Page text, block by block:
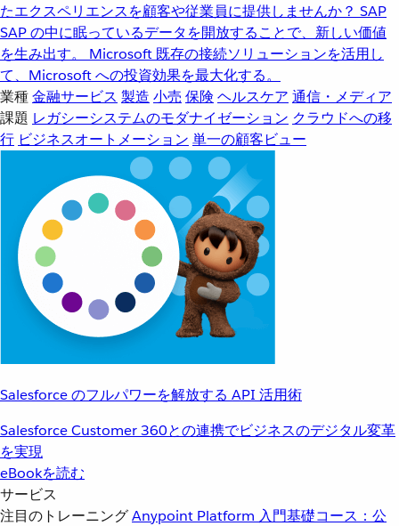
たエクスペリエンスを顧客や従業員に提供しませんか？ SAP
SAP の中に眠っているデータを開放することで、新しい価値
を生み出す。
Microsoft 既存の接続ソリューションを活用し
て、Microsoft への投資効果を最大化する。
業種金融サービス 製造 小売 保険 ヘルスケア 通信・メディア
課題 レガシーシステムのモダナイゼーション クラウドへの移
行 ビジネスオートメーション 単一の顧客ビュー
Salesforce のフルパワーを解放する API 活用術
Salesforce Customer 360との連携でビジネスのデジタル変革
を実現
eBookを読む
サービス
注目のトレーニングAnypoint Platform 入門基礎コース：公